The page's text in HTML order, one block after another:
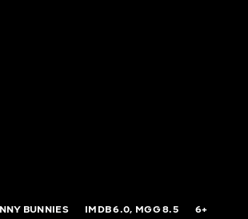
BUNNIES IMDB6.0, MGG8.5 6+